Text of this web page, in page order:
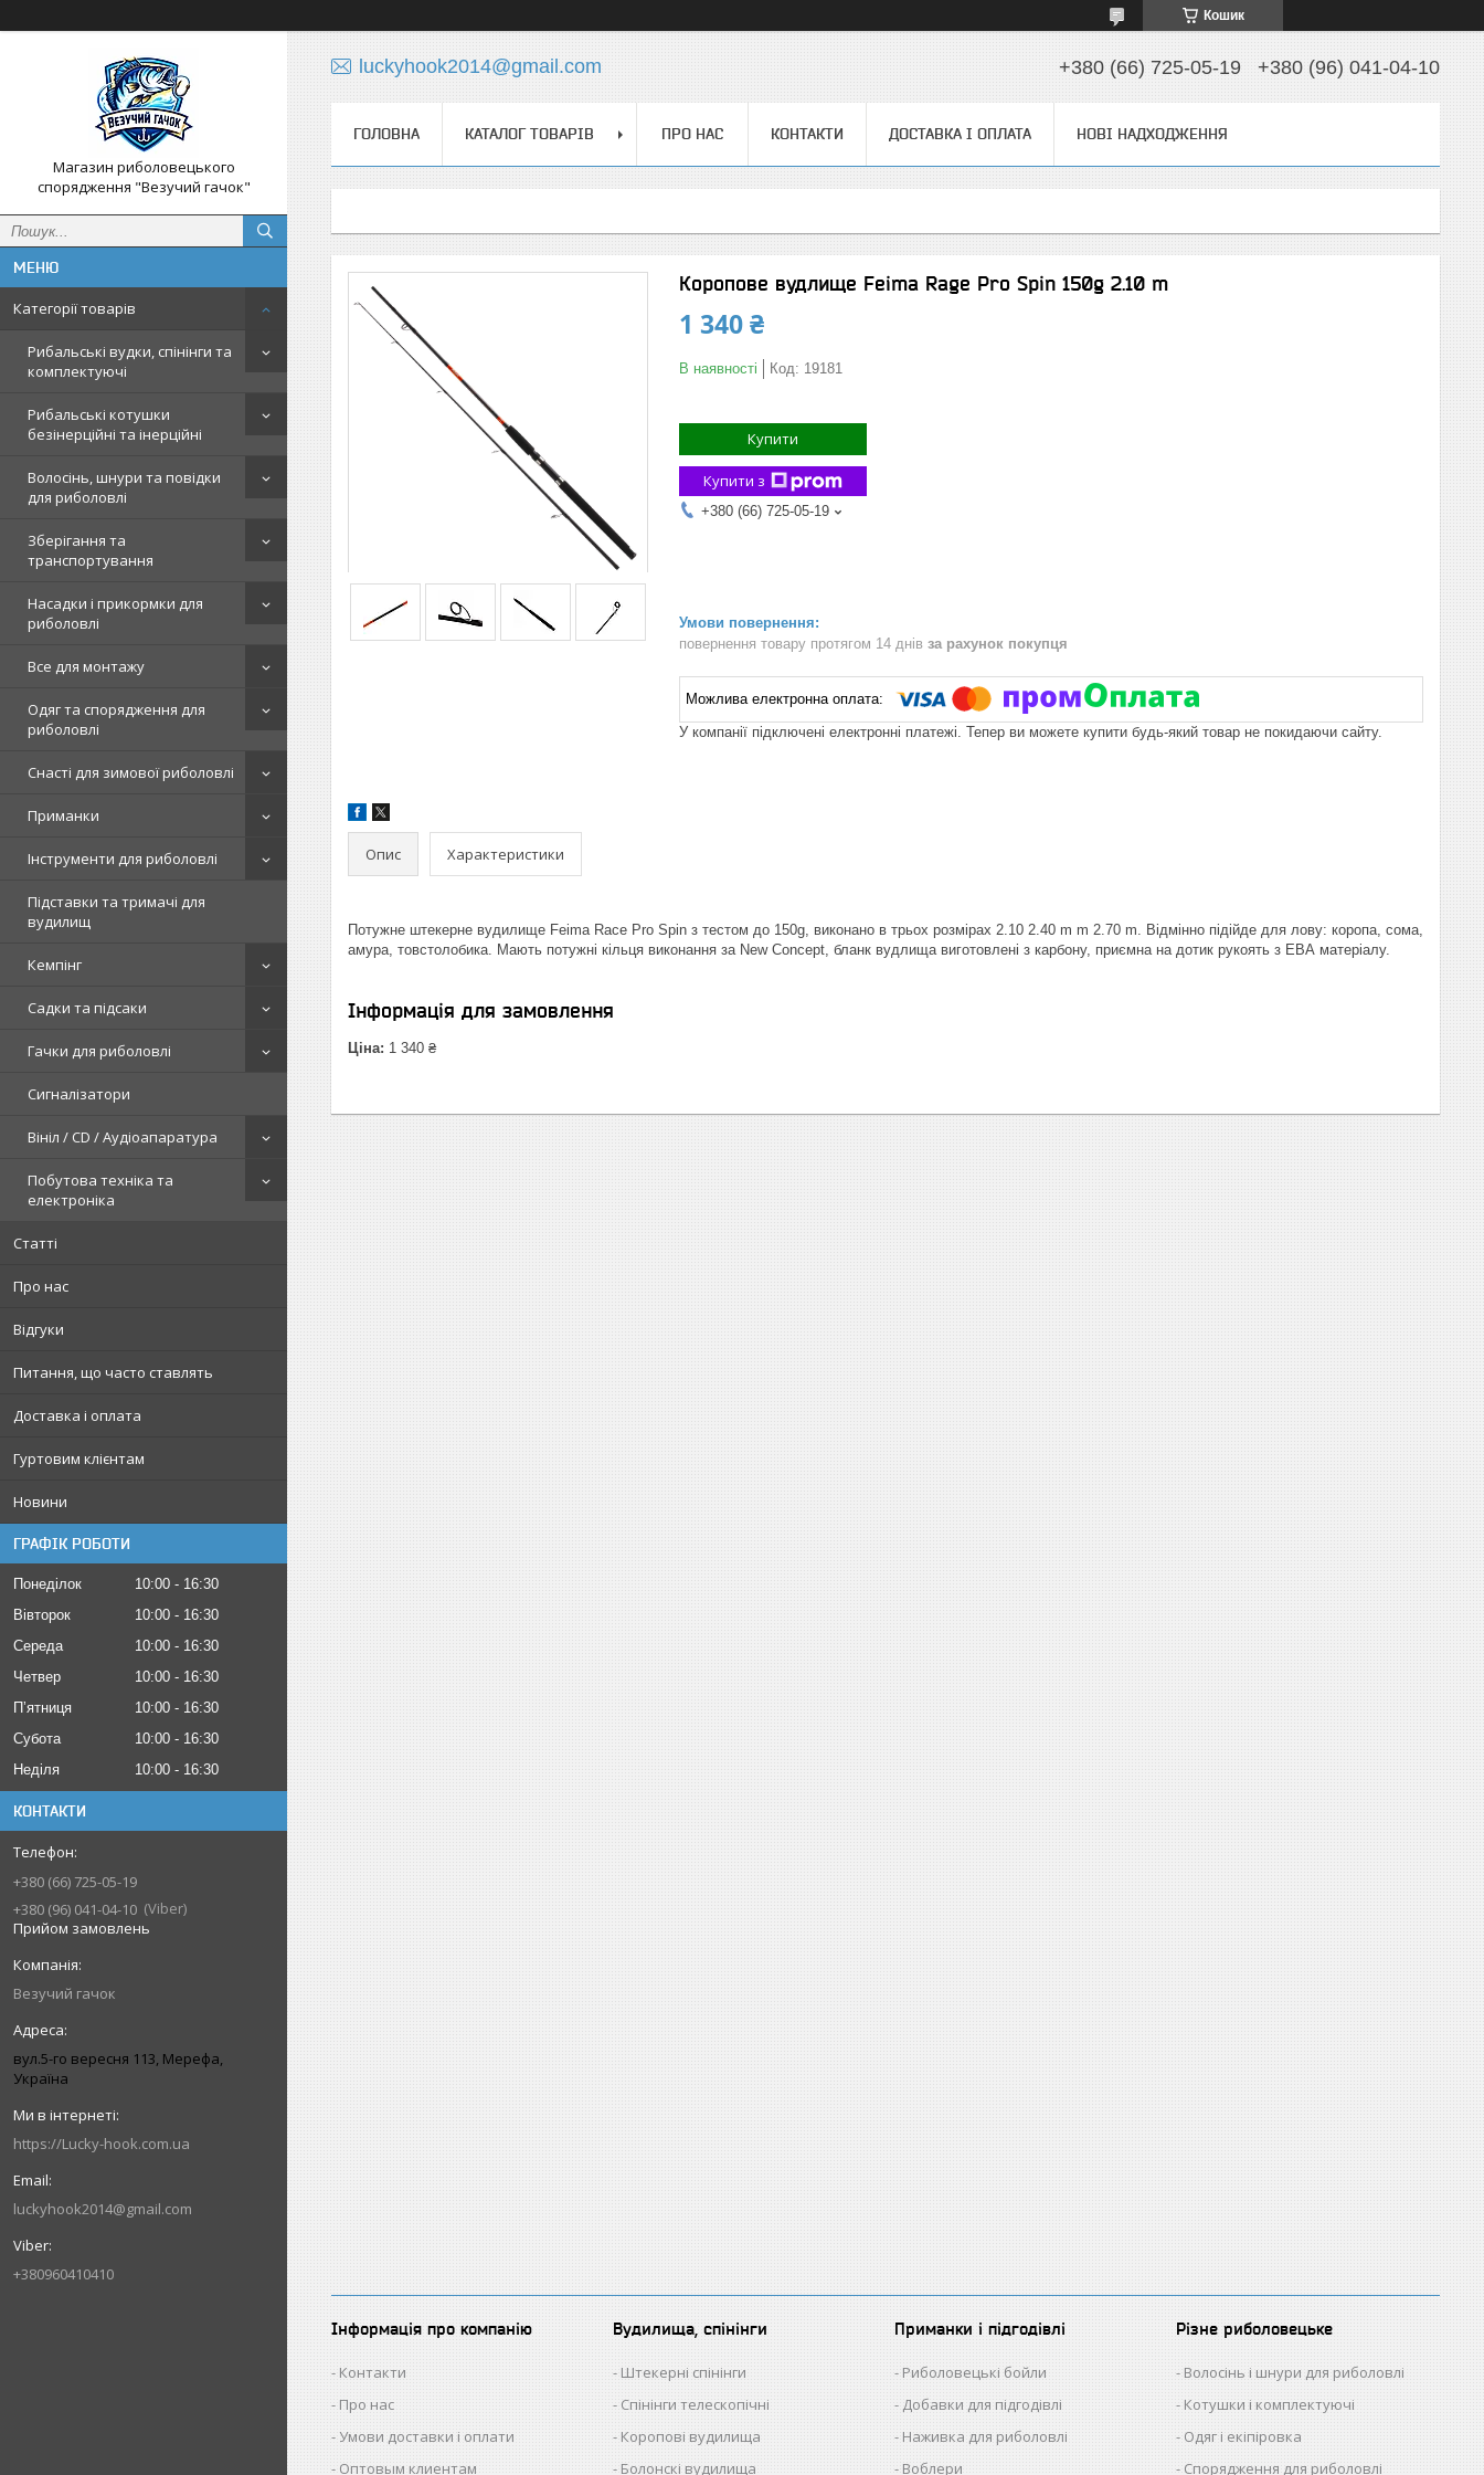
Кошик
Магазин риболовецького
спорядження "Везучий гачок"
Категорії товарів
Рибальські вудки, спінінги та
комплектуючі
Рибальські котушки
безінерційні та інерційні
Волосінь, шнури та повідки
для риболовлі
Зберігання та
транспортування
Насадки і прикормки для
риболовлі
Все для монтажу
Одяг та спорядження для
риболовлі
Снасті для зимової риболовлі
Приманки
Інструменти для риболовлі
Підставки та тримачі для
вудилищ
Кемпінг
Садки та підсаки
Гачки для риболовлі
Сигналізатори
Вініл / CD / Аудіоапаратура
Побутова техніка та
електроніка
Статті
Про нас
Відгуки
Питання, що часто ставлять
Доставка і оплата
Гуртовим клієнтам
Новини
ГРАФІК РОБОТИ
Понеділок 10:00
16:30
Вівторок
10:00
16:30
Середа
10:00
16:30
Четвер
10:00
16:30
Пʼятниця
10:00
16:30
Субота
10:00
16:30
Неділя
10:00 16:30
КОНТАКТИ
+380 (66) 725-05-19
+380 (96) 041-04-10 Viber
Прийом замовлень
Везучий гачок
вул.5-го вересня 113, Мерефа,
Україна
https://Lucky-hook.com.ua
luckyhook2014@gmail.com
+380960410410
luckyhook2014@gmail.com +380 (66) 725-05-19 +380 (96) 041-04-10
ГОЛОВНА КАТАЛОГ ТОВАРІВ ПРО НАС КОНТАКТИ ДОСТАВКА І ОПЛАТА НОВІ НАДХОДЖЕННЯ
Коропове вудлище Feima Rage Pro Spin 150g 2.10 m
1 340 ₴
В наявності Код: 19181
Купити
Купити з
+380 (66) 725-05-19
повернення товару протягом 14 днів за рахунок покупця
У компанії підключені електронні платежі. Тепер ви можете купити будь-який товар не покидаючи сайту.
Опис Характеристики
Потужне штекерне вудилище Feima Race Pro Spin з тестом до 150g, виконано в трьох розмірах 2.10 2.40 m m 2.70 m. Відмінно підійде для лову: коропа, сома,
амура, товстолобика. Мають потужні кільця виконання за New Concept, бланк вудлища виготовлені з карбону, приємна на дотик рукоять з ЕВА матеріалу.
Інформація для замовлення
Ціна: 1 340 ₴
Інформація про компанію
Контакти
Про нас
Умови доставки і оплати
Оптовым клиентам
Вудилища, спінінги
Штекерні спінінги
Спінінги телескопічні
Коропові вудилища
Болонскі вудилища
Приманки і підгодівлі
Риболовецькі бойли
Добавки для підгодівлі
Наживка для риболовлі
Воблери
Різне риболовецьке
Волосінь і шнури для риболовлі
Котушки і комплектуючі
Одяг і екіпіровка
Спорядження для риболовлі